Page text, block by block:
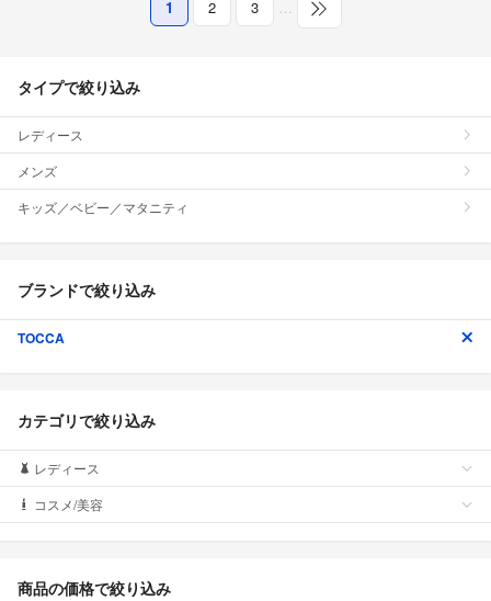
1 2 3 …
タイプで絞り込み
レディース
メンズ
キッズ／ベビー／マタニティ
ブランドで絞り込み
TOCCA
カテゴリで絞り込み
レディース
コスメ/美容
商品の価格で絞り込み